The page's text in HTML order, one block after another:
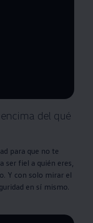
Remaining time, --:--
del qué
para que no te
ser fiel a quién eres,
Y con solo mirar el
en sí mismo.